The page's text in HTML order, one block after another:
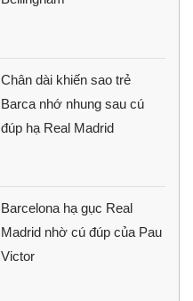
Chân dài khiến sao trẻ
Barca nhớ nhung sau cú
đúp hạ Real Madrid
Barcelona hạ gục Real
Madrid nhờ cú đúp của Pau
Victor